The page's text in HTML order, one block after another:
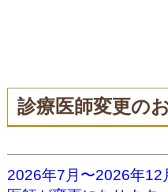
診療医師変更の
2026年7月〜2026年12